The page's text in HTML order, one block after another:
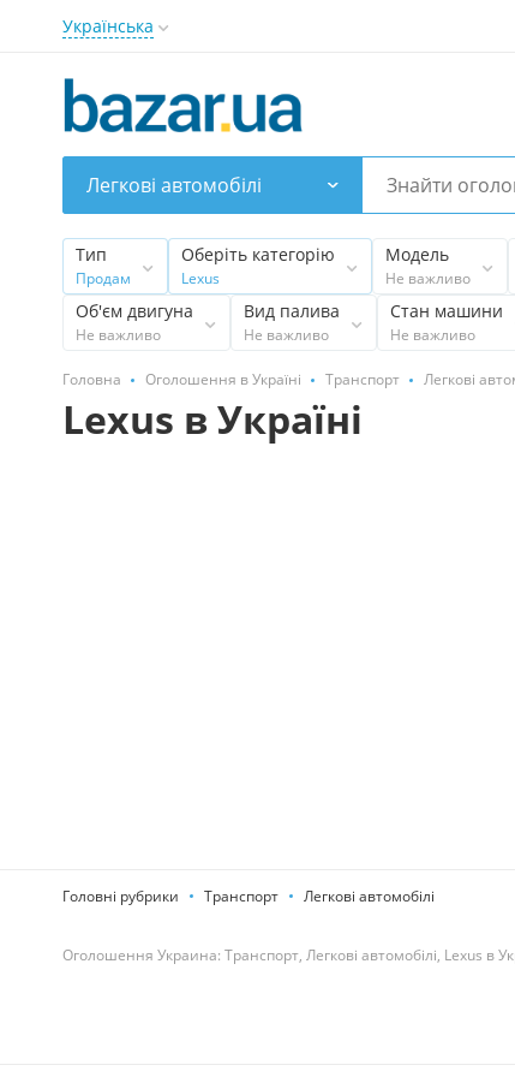
Українська
Легкові автомобілі
Тип
Продам
Оберіть категорію
Lexus
Модель
Не важливо
Об'єм двигуна
Не важливо
Вид палива
Не важливо
Стан машини
Не важливо
Головна Оголошення в Україні Транспорт Легкові
Lexus в Україні
Головні рубрики Транспорт Легкові автомобілі
Оголошення Украина: Транспорт, Легкові автомобілі, Lexus в